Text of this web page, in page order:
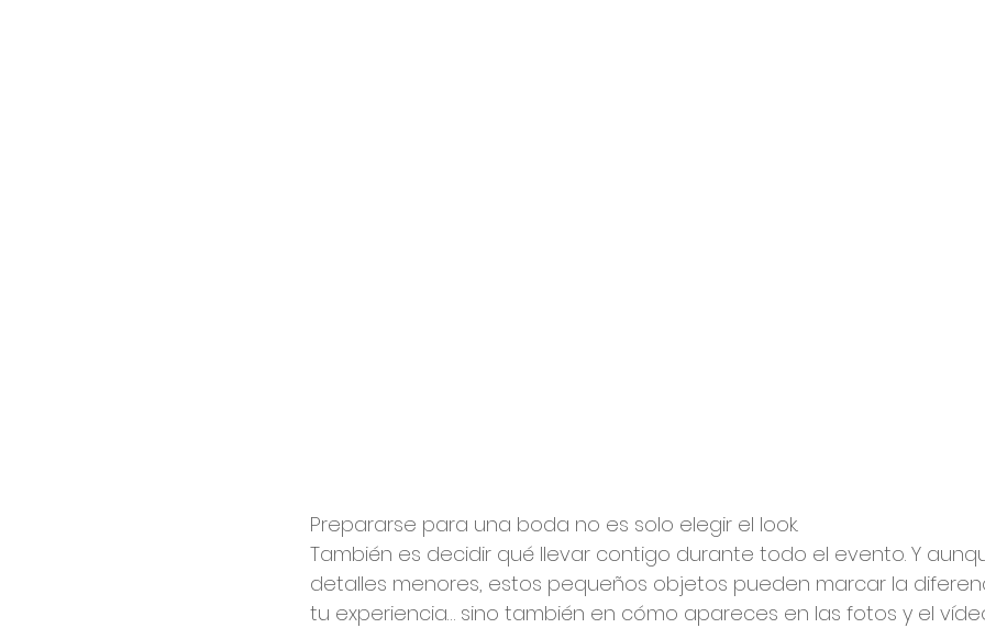
Prepararse para una boda no es solo elegir el look.
También es decidir qué llevar contigo durante todo el evento. Y
detalles menores, estos pequeños objetos pueden marcar la
tu experiencia… sino también en cómo apareces en las fotos y el